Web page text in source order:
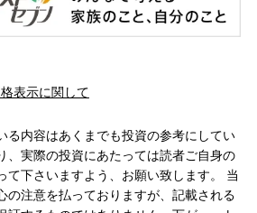
表示に関して
る内容はあくまでも投資の参考にしてい
、実際の投資にあたっては読者ご自身の
て下さいますよう、お願い致します。 当
の注意を払っておりますが、記載される